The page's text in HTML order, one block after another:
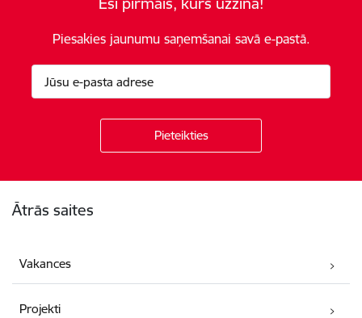
Piesakies jaunumu saņemšanai savā e-pastā.
Ātrās saites
Vakances
Projekti